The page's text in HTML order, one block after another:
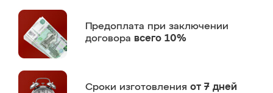
Предоплата при заключении
договора всего 10%
Сроки изготовления от 7 дней